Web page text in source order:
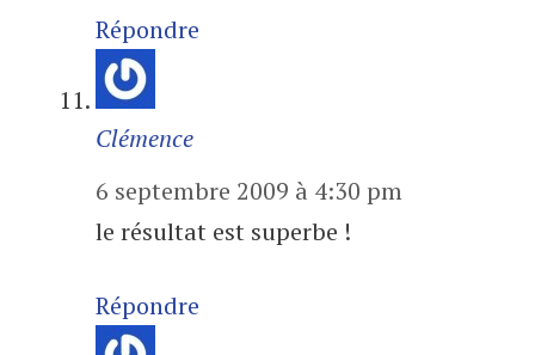
Répondre
Clémence
6 septembre 2009 à 4:30 pm
le résultat est superbe !
Répondre